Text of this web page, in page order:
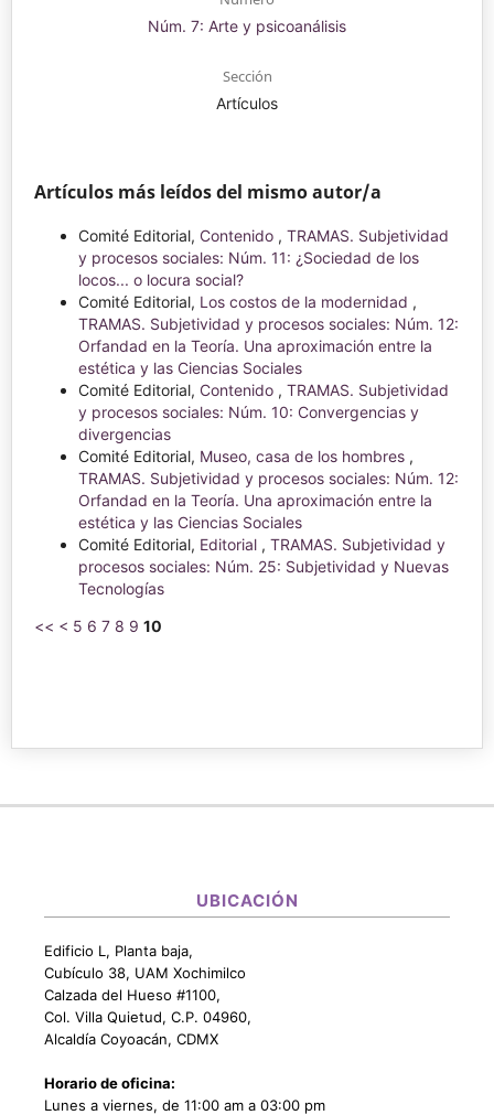
Núm. 7: Arte y psicoanálisis
Sección
Artículos
Artículos más leídos del mismo autor/a
Comité Editorial, Contenido , TRAMAS. Subjetividad
y procesos sociales: Núm. 11: ¿Sociedad de los
locos... o locura social?
Comité Editorial, Los costos de la modernidad ,
TRAMAS. Subjetividad y procesos sociales: Núm. 12:
Orfandad en la Teoría. Una aproximación entre la
estética y las Ciencias Sociales
Comité Editorial, Contenido , TRAMAS. Subjetividad
y procesos sociales: Núm. 10: Convergencias y
divergencias
Comité Editorial, Museo, casa de los hombres ,
TRAMAS. Subjetividad y procesos sociales: Núm. 12:
Orfandad en la Teoría. Una aproximación entre la
estética y las Ciencias Sociales
Comité Editorial, Editorial , TRAMAS. Subjetividad y
procesos sociales: Núm. 25: Subjetividad y Nuevas
Tecnologías
<< < 5 6 7 8 9 10
UBICACIÓN
Edificio L, Planta baja,
Cubículo 38, UAM Xochimilco
Calzada del Hueso #1100,
Col. Villa Quietud, C.P. 04960,
Alcaldía Coyoacán, CDMX
Horario de oficina:
Lunes a viernes, de 11:00 am a 03:00 pm